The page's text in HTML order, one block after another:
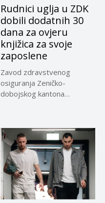
Rudnici uglja u ZDK
dobili dodatnih 30
dana za ovjeru
knjižica za svoje
zaposlene
Zavod zdravstvenog
osiguranja Zeničko-
dobojskog kantona